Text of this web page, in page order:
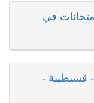
في
- قسنطينة -